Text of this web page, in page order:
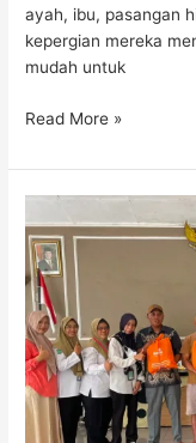
ayah, ibu, pasangan
kepergian mereka
mudah untuk
Read More »
Kabupaten
Malang
Dampingi
Layanan
Kesehatan
Jiwa
di
Desa